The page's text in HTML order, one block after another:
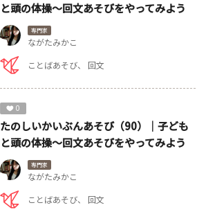
と頭の体操～回文あそびをやってみよう
専門家
ながたみかこ
ことばあそび
回文
0
たのしいかいぶんあそび（90）｜子ども
と頭の体操～回文あそびをやってみよう
専門家
ながたみかこ
ことばあそび
回文